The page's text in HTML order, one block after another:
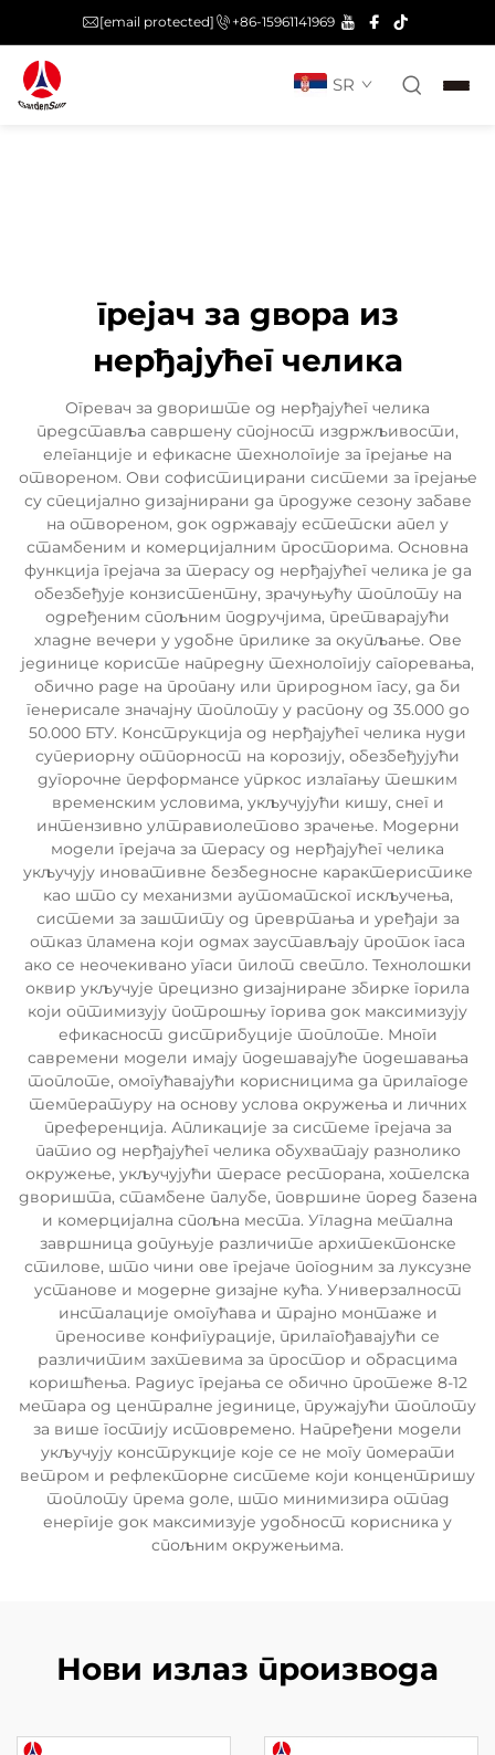
[email protected] +86-15961141969
SR
грејач за двора из
нерђајућег челика
Огревач за двориште од нерђајућег челика
представља савршену спојност издржљивости,
елеганције и ефикасне технологије за грејање на
отвореном. Ови софистицирани системи за грејање
су специјално дизајнирани да продуже сезону забаве
на отвореном, док одржавају естетски апел у
стамбеним и комерцијалним просторима. Основна
функција грејача за терасу од нерђајућег челика је да
обезбеђује конзистентну, зрачуњућу топлоту на
одређеним спољним подручјима, претварајући
хладне вечери у удобне прилике за окупљање. Ове
јединице користе напредну технологију сагоревања,
обично раде на пропану или природном гасу, да би
генерисале значајну топлоту у распону од 35.000 до
50.000 БТУ. Конструкција од нерђајућег челика нуди
супериорну отпорност на корозију, обезбеђујући
дугорочне перформансе упркос излагању тешким
временским условима, укључујући кишу, снег и
интензивно ултравиолетово зрачење. Модерни
модели грејача за терасу од нерђајућег челика
укључују иновативне безбедносне карактеристике
као што су механизми аутоматског искључења,
системи за заштиту од превртања и уређаји за
отказ пламена који одмах заустављају проток гаса
ако се неочекивано угаси пилот светло. Технолошки
оквир укључује прецизно дизајниране збирке горила
који оптимизују потрошњу горива док максимизују
ефикасност дистрибуције топлоте. Многи
савремени модели имају подешавајуће подешавања
топлоте, омогућавајући корисницима да прилагоде
температуру на основу услова окружења и личних
преференција. Апликације за системе грејача за
патио од нерђајућег челика обухватају разнолико
окружење, укључујући терасе ресторана, хотелска
дворишта, стамбене палубе, површине поред базена
и комерцијална спољна места. Угладна метална
завршница допуњује различите архитектонске
стилове, што чини ове грејаче погодним за луксузне
установе и модерне дизајне кућа. Универзалност
инсталације омогућава и трајно монтаже и
преносиве конфигурације, прилагођавајући се
различитим захтевима за простор и обрасцима
коришћења. Радиус грејања се обично протеже 8-12
метара од централне јединице, пружајући топлоту
за више гостију истовремено. Напређени модели
укључују конструкције које се не могу померати
ветром и рефлекторне системе који концентришу
топлоту према доле, што минимизира отпад
енергије док максимизује удобност корисника у
спољним окружењима.
Нови излаз производа